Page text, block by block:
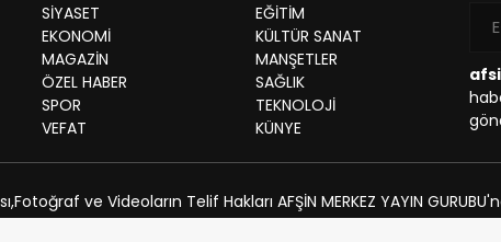
SİYASET
EĞİTİM
EKONOMİ
KÜLTÜR SANAT
MAGAZİN
MANŞETLER
ÖZEL HABER
SAĞLIK
SPOR
TEKNOLOJİ
VEFAT
KÜNYE
ve Videoların Telif Hakları AFŞİN MERKEZ YAYIN